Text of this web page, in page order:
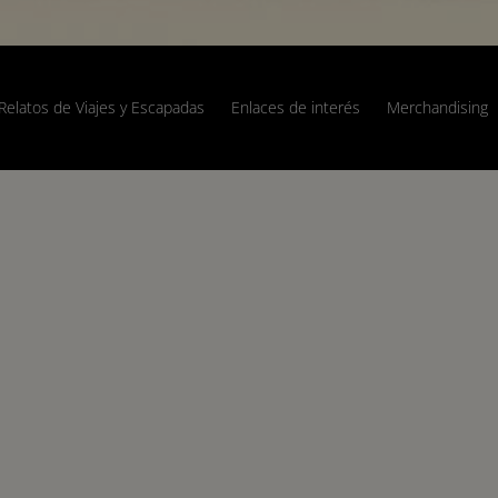
de Viajes y Escapadas Enlaces de interés Merchandising